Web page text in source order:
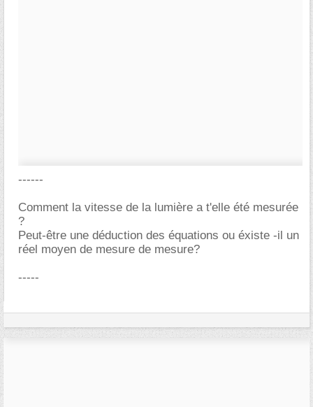
------
Comment la vitesse de la lumière a t'elle été mesurée
?
Peut-être une déduction des équations ou éxiste -il un
réel moyen de mesure de mesure?
-----